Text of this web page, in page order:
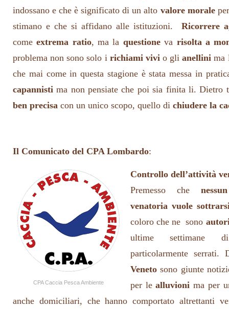
indossano e che è significato di un alto valore morale
stimano e che si affidano alle istituzioni. Ricorrere
comeextrema ratio, ma la questioneva risolta a
problema non sono solo irichiami vivio glianellini ma
che mai come in questa stagione è stata messa in
capannisti ma non pensiate che poi sia finita li. Dietro
ben precisa con un unico scopo, quello di chiudere la
Il Comunicato del CPA Lombardo:
CPA Caccia Pesca Ambiente
Controllo dell’attività
Premesso che
venatoria vuole
coloro che ne sono
ultime settimane
particolarmente serrati.
Veneto sono giunte
per lealluvioni ma per
anche domiciliari, che hanno comportato altrettanti